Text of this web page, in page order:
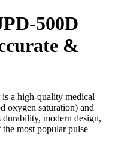
500D
&
a high-quality medical
oxygen saturation) and
modern design,
most popular pulse